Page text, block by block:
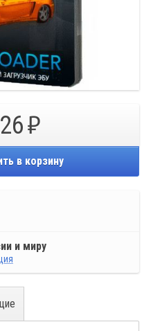
в корзину
и миру